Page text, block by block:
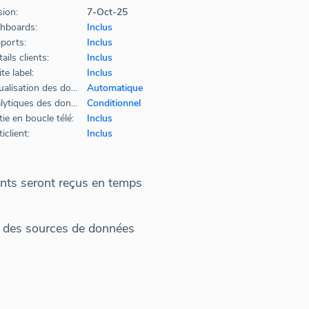
seront reçus en temps
sources de données
7-Oct-25
Inclus
Inclus
clients:
Inclus
label:
Inclus
Actualisation des données:
Automatique
Analytiques des données:
Conditionnel
en boucle télé:
Inclus
Inclus